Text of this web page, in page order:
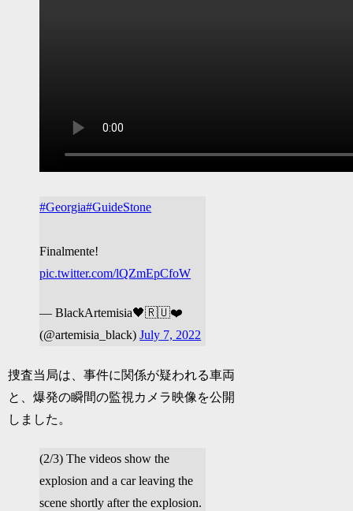
#Georgia#GuideStone
Finalmente!
pic.twitter.com/lQZmEpCfoW
— BlackArtemisia🖤🇷🇺❤️
(@artemisia_black)July 7, 2022
捜査当局は、事件に関係が疑われる車両
と、爆発の瞬間の監視カメラ映像を公開
しました。
(2/3) The videos show the
explosion and a car leaving the
scene shortly after the explosion.